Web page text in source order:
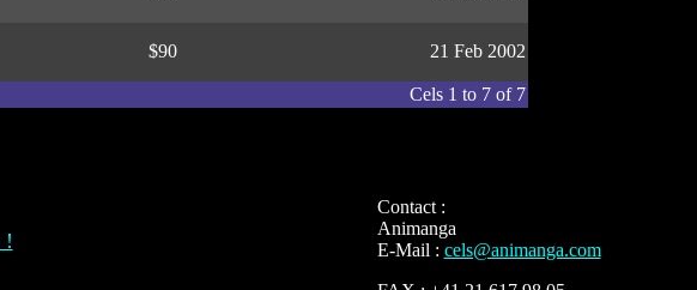
$90 21 Feb 2002
Cels 1 to 7 of 7
!
Contact :
Animanga
E-Mail : cels@animanga.com